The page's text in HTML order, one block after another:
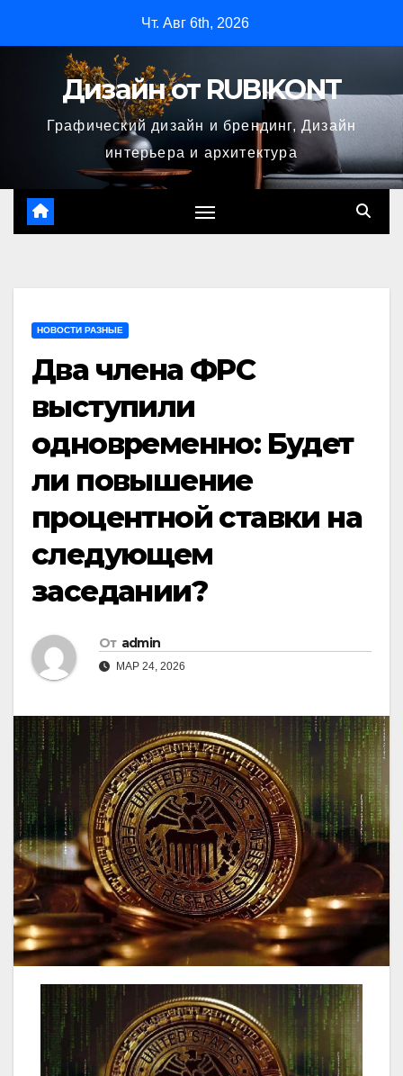
содержимому
Чт. Авг 6th, 2026
Дизайн от RUBIKONT
Графический дизайн и брендинг, Дизайн
интерьера и архитектура
НОВОСТИ РАЗНЫЕ
Два члена ФРС
выступили
одновременно: Будет
ли повышение
процентной ставки на
следующем
заседании?
От admin
МАР 24, 2026